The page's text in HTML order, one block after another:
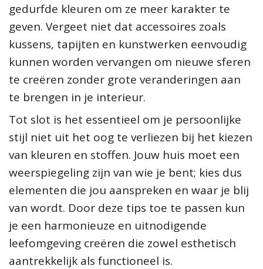
gedurfde kleuren om ze meer karakter te
geven. Vergeet niet dat accessoires zoals
kussens, tapijten en kunstwerken eenvoudig
kunnen worden vervangen om nieuwe sferen
te creëren zonder grote veranderingen aan
te brengen in je interieur.
Tot slot is het essentieel om je persoonlijke
stijl niet uit het oog te verliezen bij het kiezen
van kleuren en stoffen. Jouw huis moet een
weerspiegeling zijn van wie je bent; kies dus
elementen die jou aanspreken en waar je blij
van wordt. Door deze tips toe te passen kun
je een harmonieuze en uitnodigende
leefomgeving creëren die zowel esthetisch
aantrekkelijk als functioneel is.